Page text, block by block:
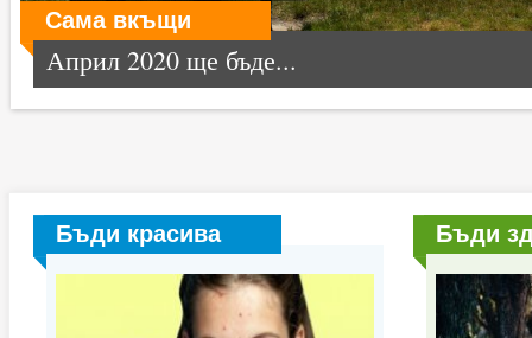
Сама вкъщи
Април 2020 ще бъде...
Бъди красива Бъди